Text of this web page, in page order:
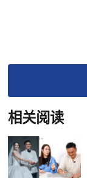
相关阅读